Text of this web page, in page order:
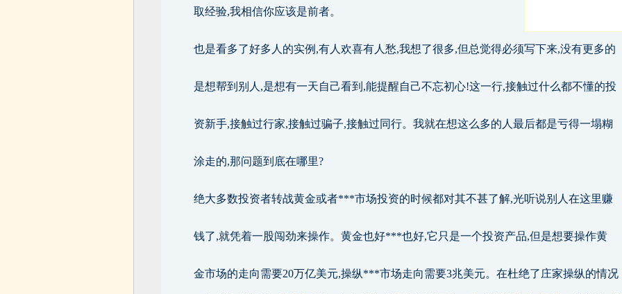
取经验,我相信你应该是前者。
也是看多了好多人的实例,有人欢喜有人愁,我想了很多,但总觉得必须写下来,没有更多的
是想帮到别人,是想有一天自己看到,能提醒自己不忘初心!这一行,接触过什么都不懂的投
资新手,接触过行家,接触过骗子,接触过同行。我就在想这么多的人最后都是亏得一塌糊
涂走的,那问题到底在哪里?
绝大多数投资者转战黄金或者***市场投资的时候都对其不甚了解,光听说别人在这里赚
钱了,就凭着一股闯劲来操作。黄金也好***也好,它只是一个投资产品,但是想要操作黄
金市场的走向需要20万亿美元,操纵***市场走向需要3兆美元。在杜绝了庄家操纵的情况